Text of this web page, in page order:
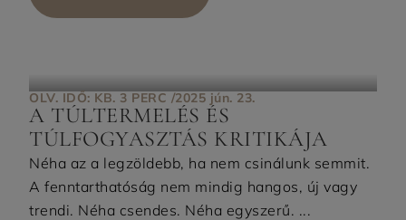
OLV. IDŐ: KB. 3 PERC /2025 jún. 23.
A TÚLTERMELÉS ÉS
TÚLFOGYASZTÁS KRITIKÁJA
Néha az a legzöldebb, ha nem csinálunk semmit.
A fenntarthatóság nem mindig hangos, új vagy
trendi. Néha csendes. Néha egyszerű. ...